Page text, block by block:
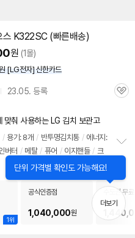
스 K322SC (빠른배송)
원 (1몰)
[LG전자] 신한카드
23.05. 등록
관
맞춰 사용하는 LG 김치 보관고
/ 용기: 8개 / 반투명김치통 / 에너지:
버터 / 메탈 / 퓨어 / 이지핸들 / 크
정
펼
치
기
1위
공식인증점
1,040,000원
수도권 무료
더보기